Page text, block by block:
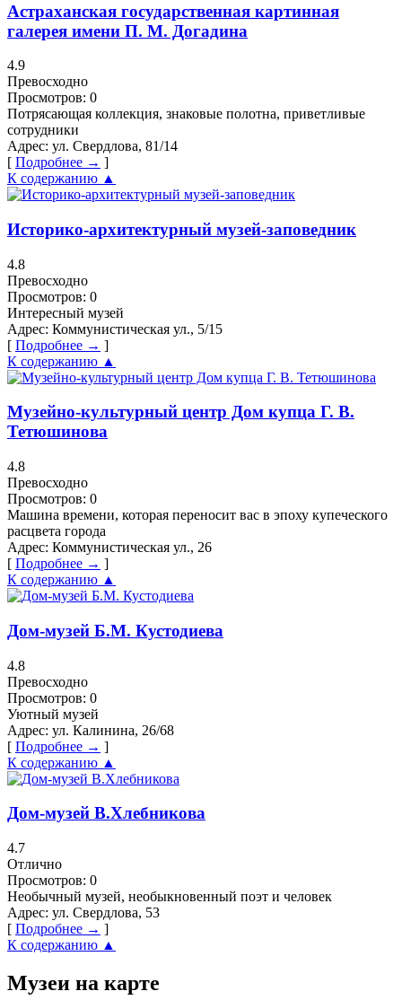
Астраханская государственная картинная
галерея имени П. М. Догадина
4.9
Превосходно
Просмотров: 0
Потрясающая коллекция, знаковые полотна, приветливые
сотрудники
Адрес: ул. Свердлова, 81/14
[ Подробнее → ]
К содержанию ▲
Историко-архитектурный музей-заповедник
4.8
Превосходно
Просмотров: 0
Интересный музей
Адрес: Коммунистическая ул., 5/15
[ Подробнее → ]
К содержанию ▲
Музейно-культурный центр Дом купца Г. В.
Тетюшинова
4.8
Превосходно
Просмотров: 0
Машина времени, которая переносит вас в эпоху купеческого
расцвета города
Адрес: Коммунистическая ул., 26
[ Подробнее → ]
К содержанию ▲
Дом-музей Б.М. Кустодиева
4.8
Превосходно
Просмотров: 0
Уютный музей
Адрес: ул. Калинина, 26/68
[ Подробнее → ]
К содержанию ▲
Дом-музей В.Хлебникова
4.7
Отлично
Просмотров: 0
Необычный музей, необыкновенный поэт и человек
Адрес: ул. Свердлова, 53
[ Подробнее → ]
К содержанию ▲
Музеи на карте